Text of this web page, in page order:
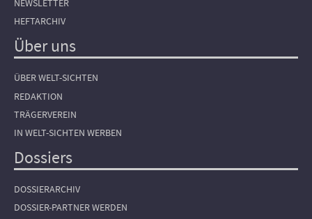
NEWSLETTER
HEFTARCHIV
Über uns
ÜBER WELT-SICHTEN
REDAKTION
TRÄGERVEREIN
IN WELT-SICHTEN WERBEN
Dossiers
DOSSIERARCHIV
DOSSIER-PARTNER WERDEN